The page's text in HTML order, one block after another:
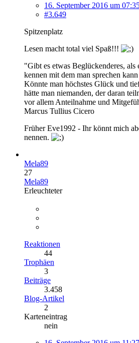
16. September 2016 um
#3.649
Spitzenplatz
Lesen macht total viel Spaß!!!
"Gibt es etwas Beglückenderes, als
kennen mit dem man sprechen
Könnte man höchstes Glück und
hätte man niemanden, der daran
vor allem Anteilnahme und
Marcus Tullius Cicero
Früher Eve1992 - Ihr könnt mich
nennen.
Mela89
27
Mela89
Erleuchteter
Reaktionen
44
Trophäen
3
Beiträge
3.458
Blog-Artikel
2
Karteneintrag
nein